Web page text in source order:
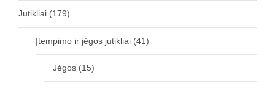
Jutikliai (179)
Įtempimo ir jėgos jutikliai (41)
Jėgos (15)